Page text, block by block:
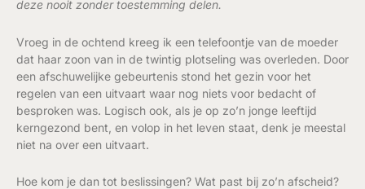
deze nooit zonder toestemming delen.
Vroeg in de ochtend kreeg ik een telefoontje van de moeder
dat haar zoon van in de twintig plotseling was overleden. Door
een afschuwelijke gebeurtenis stond het gezin voor het
regelen van een uitvaart waar nog niets voor bedacht of
besproken was. Logisch ook, als je op zo’n jonge leeftijd
kerngezond bent, en volop in het leven staat, denk je meestal
niet na over een uitvaart.
Hoe kom je dan tot beslissingen? Wat past bij zo’n afscheid?